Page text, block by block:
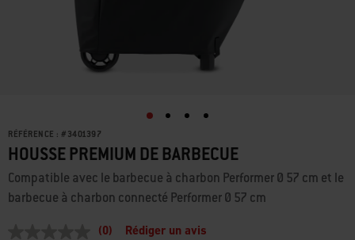
RÉFÉRENCE : # 3401397
HOUSSE PREMIUM DE BARBECUE
Compatible avec le barbecue à charbon Performer Ø 57 cm et le
barbecue à charbon connecté Performer Ø 57 cm
(0) Rédiger un avis